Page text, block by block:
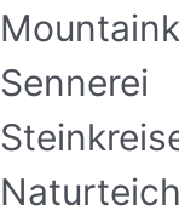
Sennerei
Naturteich